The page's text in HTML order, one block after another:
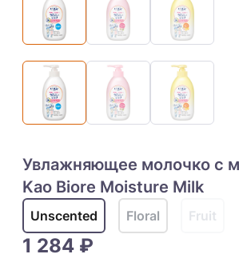
Увлажняющее молочко с
Kao Biore Moisture Milk
Unscented Floral Fruit
1 284 ₽